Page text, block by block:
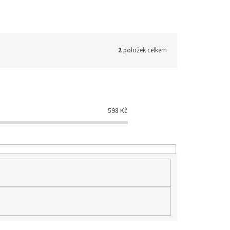
2položek celkem
598 Kč